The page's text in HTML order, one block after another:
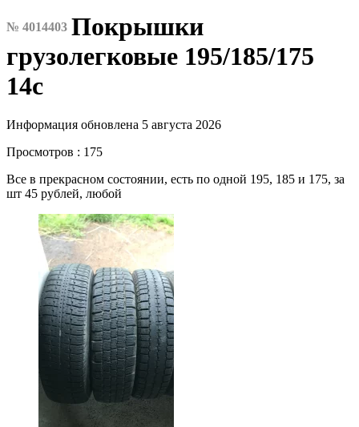
№ 4014403 Покрышки
грузолегковые 195/185/175
14с
Информация обновлена 5 августа 2026
Просмотров : 175
Все в прекрасном состоянии, есть по одной 195, 185 и 175, за
шт 45 рублей, любой